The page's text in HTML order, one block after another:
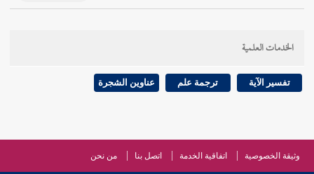
الخدمات العلمية
تفسير الآية ترجمة علم عناوين الشجرة
وثيقة الخصوصية اتفاقية الخدمة اتصل بنا من نحن